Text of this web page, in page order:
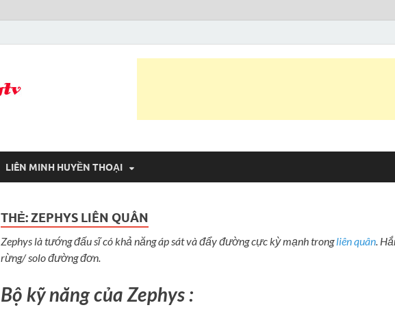
LIÊN MINH HUYỀN THOẠI
THẺ:ZEPHYS LIÊN QUÂN
Zephys là tướng đấu sĩ có khả năng áp sát và đẩy đường cực kỳ mạnh trongliên quân.
rừng/ solo đường đơn.
Bộ kỹ năng của Zephys :